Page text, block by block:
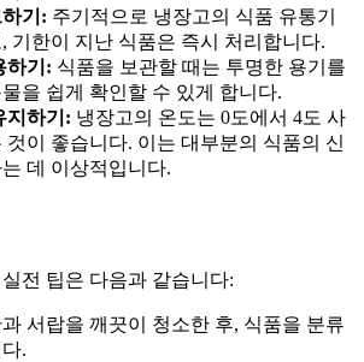
기: 주기적으로 냉장고의 식품 유통기
기한이 지난 식품은 즉시 처리합니다.
하기: 식품을 보관할 때는 투명한 용기를
을 쉽게 확인할 수 있게 합니다.
지하기: 냉장고의 온도는 0도에서 4도 사
것이 좋습니다. 이는 대부분의 식품의 신
데 이상적입니다.
전 팁은 다음과 같습니다:
서랍을 깨끗이 청소한 후, 식품을 분류
.